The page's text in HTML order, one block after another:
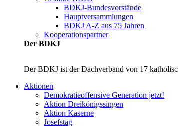
BDKJ-Bundesvorstände
Hauptversammlungen
BDKJ A-Z aus 75 Jahren
Kooperationspartner
Der BDKJ
Der BDKJ ist der Dachverband von 17
Aktionen
Demokratieoffensive Generation jetzt!
Aktion Dreikönigssingen
Aktion Kaserne
Josefstag